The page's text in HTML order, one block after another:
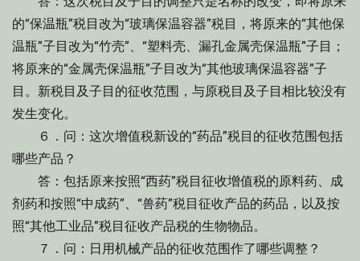
的“保温瓶”税目改为“玻璃保温容器”税目，将原来的“其他保
温瓶”子目改为“竹壳”、“塑料壳、漏孔金属壳保温瓶”子目；
将原来的“金属壳保温瓶”子目改为“其他玻璃保温容器”子
目。新税目及子目的征收范围，与原税目及子目相比较没有
发生变化。
６．问：这次增值税新设的“药品”税目的征收范围包括
哪些产品？
答：包括原来按照“西药”税目征收增值税的原料药、成
剂药和按照“中成药”、“兽药”税目征收产品的药品，以及按
照“其他工业品”税目征收产品税的生物物品。
７．问：日用机械产品的征收范围作了哪些调整？